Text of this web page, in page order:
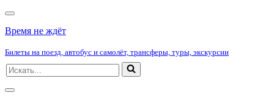
Меню
навигации
Время не ждёт
Билеты на поезд, автобус и самолёт, трансферы, туры, экскурсии
Искать...
Меню